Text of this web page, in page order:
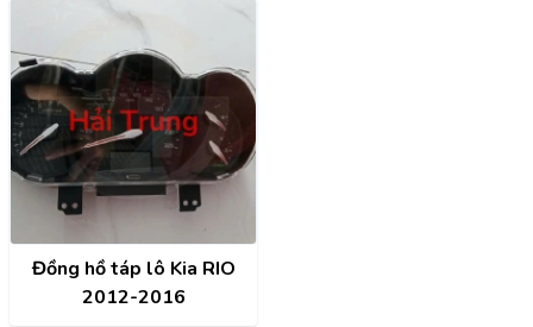
Đồng hồ táp lô Kia RIO
2012-2016